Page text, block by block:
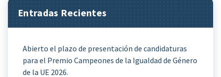
Entradas Recientes
Abierto el plazo de presentación de candidaturas
para el Premio Campeones de la Igualdad de Género
de la UE 2026.